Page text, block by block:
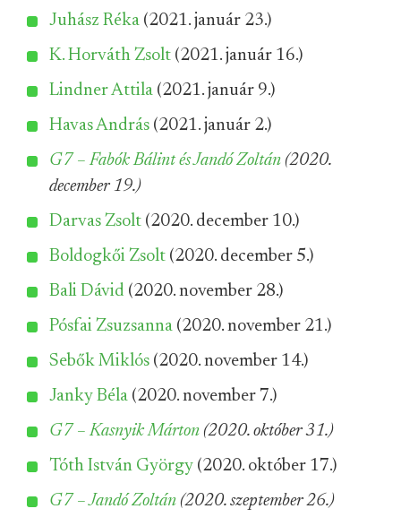
Juhász Réka (2021. január 23.)
K. Horváth Zsolt (2021. január 16.)
Lindner Attila (2021. január 9.)
Havas András (2021. január 2.)
G7 – Fabók Bálint és Jandó Zoltán (2020.
december 19.)
Darvas Zsolt (2020. december 10.)
Boldogkői Zsolt (2020. december 5.)
Bali Dávid (2020. november 28.)
Pósfai Zsuzsanna (2020. november 21.)
Sebők Miklós (2020. november 14.)
Janky Béla (2020. november 7.)
G7 – Kasnyik Márton (2020. október 31.)
Tóth István György (2020. október 17.)
G7 – Jandó Zoltán (2020. szeptember 26.)